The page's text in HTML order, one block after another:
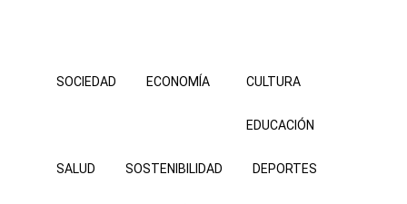
SOCIEDAD ECONOMÍA CULTURA
EDUCACIÓN
SALUD SOSTENIBILIDAD DEPORTES